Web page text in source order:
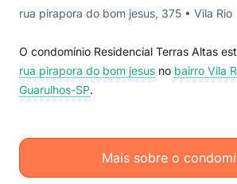
rua pirapora do bom jesus, 375 • Vila Rio
O condomínio Residencial Terras Altas
rua pirapora do bom jesus no bairro Vila
Guarulhos-SP.
Mais sobre o